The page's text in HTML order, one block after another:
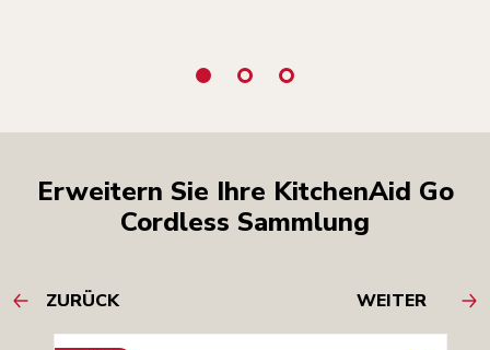
Erweitern Sie Ihre KitchenAid Go
Cordless Sammlung
ZURÜCK WEITER